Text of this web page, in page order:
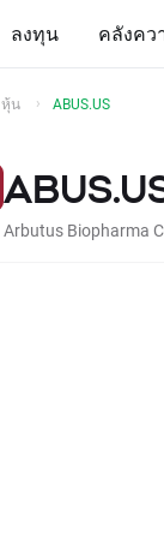
ลงทุน คลังคว
หุ้น ABUS.US
Arbutus Biopharma